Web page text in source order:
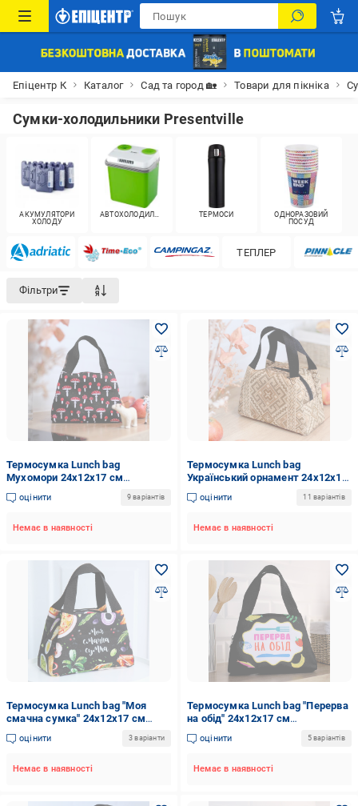
Епіцентр К Каталог Сад та город 🏡 Товари для пікніка
Сумки-холодильники Presentville
АКУМУЛЯТОРИ
ХОЛОДУ
АВТОХОЛОДИЛЬНИКИ ТЕРМОСИ
ОДНОРАЗОВИЙ
ПОСУД
ТЕПЛЕР
Фільтри
Термосумка Lunch bag
Мухомори 24х12х17 см
(LUN_24S011)
оцінити 9 варіантів
Немає в наявності
Термосумка Lunch bag
Український орнамент 24х12х17
см (LUN_24S009)
оцінити 11 варіантів
Немає в наявності
Термосумка Lunch bag "Моя
смачна сумка" 24х12х17 см
(LUN_24S019)
оцінити 3 варіанти
Немає в наявності
Термосумка Lunch bag "Перерва
на обід" 24х12х17 см
(LUN_24S031)
оцінити 5 варіантів
Немає в наявності